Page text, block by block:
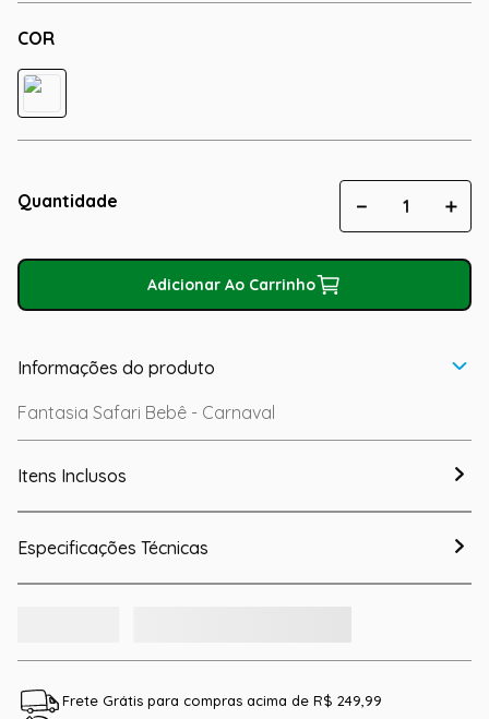
COR
Quantidade ＋
－
Adicionar Ao Carrinho
Informações do produto
Fantasia Safari Bebê - Carnaval
Itens Inclusos
Especificações Técnicas
Frete Grátis para compras acima de R$ 249,99